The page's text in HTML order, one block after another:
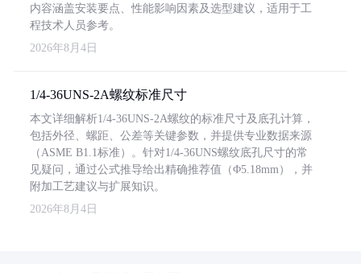
内容涵盖安装要点、性能影响因素及选型建议，适用于工
程技术人员参考。
2026年8月4日
1/4-36UNS-2A螺纹标准尺寸
本文详细解析1/4-36UNS-2A螺纹的标准尺寸及底孔计算，
包括外径、螺距、公差等关键参数，并提供专业数据来源
（ASME B1.1标准）。针对1/4-36UNS螺纹底孔尺寸的常
见疑问，通过公式推导给出精确推荐值（Φ5.18mm），并
附加工艺建议与扩展知识。
2026年8月4日